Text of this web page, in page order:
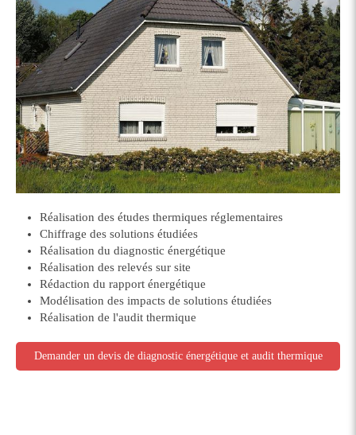
Réalisation des études thermiques réglementaires
Chiffrage des solutions étudiées
Réalisation du diagnostic énergétique
Réalisation des relevés sur site
Rédaction du rapport énergétique
Modélisation des impacts de solutions étudiées
Réalisation de l'audit thermique
Demander un devis de diagnostic énergétique et audit thermique